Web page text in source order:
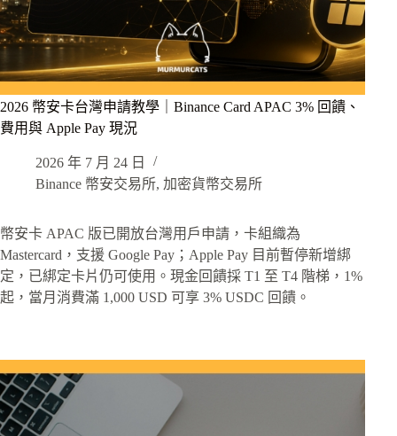
2026 幣安卡台灣申請教學｜Binance Card APAC 3% 回饋、
費用與 Apple Pay 現況
2026 年 7 月 24 日
Binance 幣安交易所, 加密貨幣交易所
幣安卡 APAC 版已開放台灣用戶申請，卡組織為
Mastercard，支援 Google Pay；Apple Pay 目前暫停新增綁
定，已綁定卡片仍可使用。現金回饋採 T1 至 T4 階梯，1%
起，當月消費滿 1,000 USD 可享 3% USDC 回饋。